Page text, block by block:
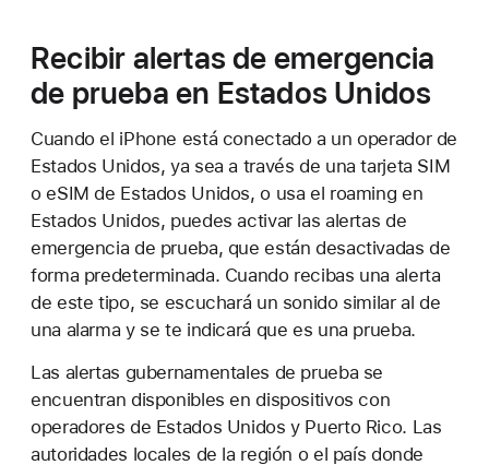
Recibir alertas de emergencia
de prueba en Estados Unidos
Cuando el iPhone está conectado a un operador de
Estados Unidos, ya sea a través de una tarjeta SIM
o eSIM de Estados Unidos, o usa el roaming en
Estados Unidos, puedes activar las alertas de
emergencia de prueba, que están desactivadas de
forma predeterminada. Cuando recibas una alerta
de este tipo, se escuchará un sonido similar al de
una alarma y se te indicará que es una prueba.
Las alertas gubernamentales de prueba se
encuentran disponibles en dispositivos con
operadores de Estados Unidos y Puerto Rico. Las
autoridades locales de la región o el país donde